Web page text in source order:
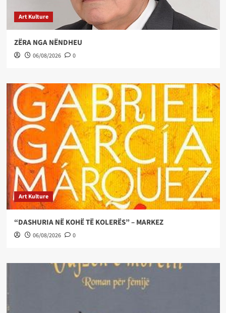
Art Kulture
ZËRA NGA NËNDHEU
06/08/2026 0
Art Kulture
“DASHURIA NË KOHË TË KOLERËS” – MARKEZ
06/08/2026 0